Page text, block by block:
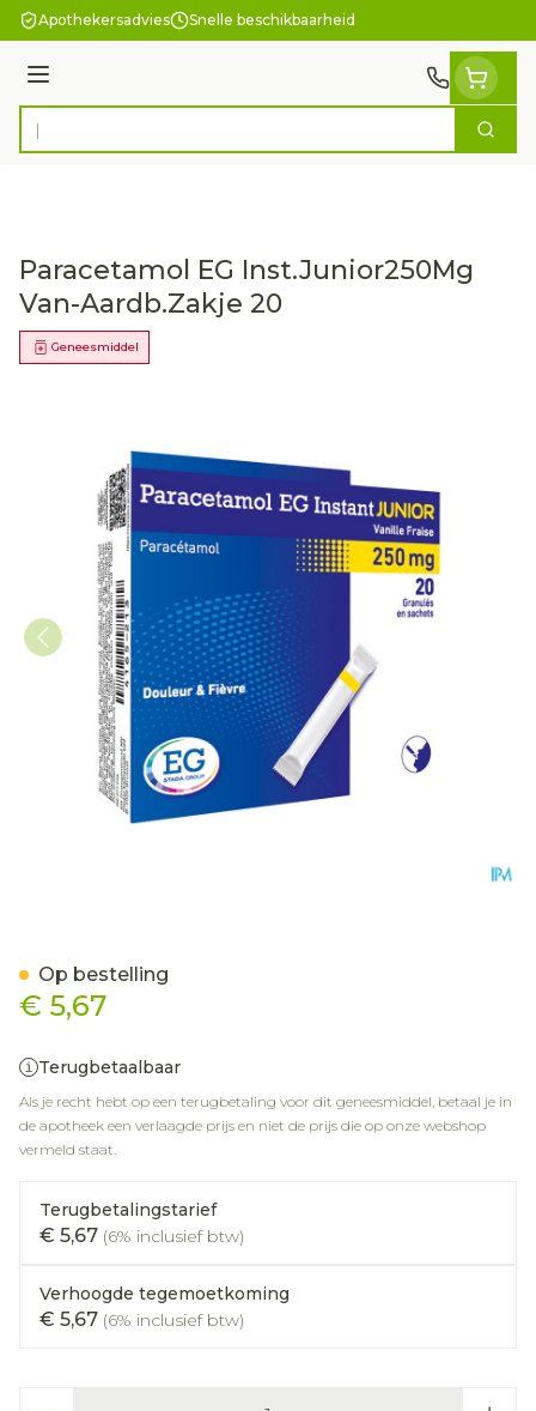
Ga naar de inhoud
Apothekersadvies Snelle beschikbaarheid
Menu
Product, merk, categorie... Zoek
Paracetamol EG Inst.Junior250Mg
Van-Aardb.Zakje 20
Geneesmiddel
€ 5,67
Terugbetaalbaar
Als je recht hebt op een terugbetaling voor dit geneesmiddel, betaal je in
de apotheek een verlaagde prijs en niet de prijs die op onze webshop
vermeld staat.
Terugbetalingstarief
€ 5,67 (6% inclusief btw)
Verhoogde tegemoetkoming
€ 5,67 (6% inclusief btw)
Op bestelling